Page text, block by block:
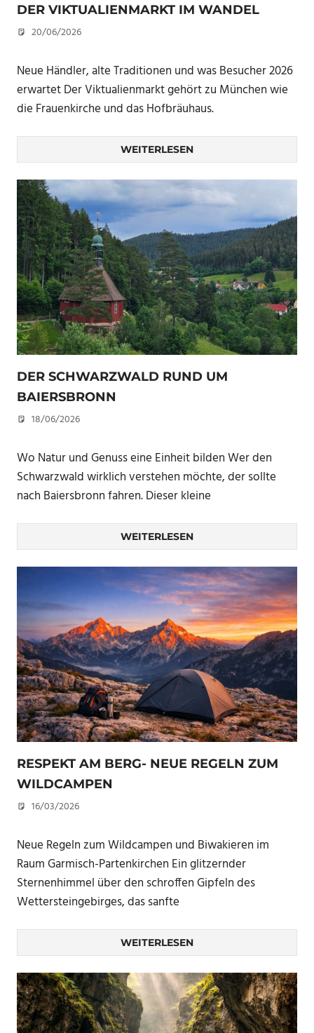
DER VIKTUALIENMARKT IM WANDEL
20/06/2026
Neue Händler, alte Traditionen und was Besucher 2026
erwartet Der Viktualienmarkt gehört zu München wie
die Frauenkirche und das Hofbräuhaus.
WEITERLESEN
DER SCHWARZWALD RUND UM
BAIERSBRONN
18/06/2026
Wo Natur und Genuss eine Einheit bilden Wer den
Schwarzwald wirklich verstehen möchte, der sollte
nach Baiersbronn fahren. Dieser kleine
WEITERLESEN
RESPEKT AM BERG- NEUE REGELN ZUM
WILDCAMPEN
16/03/2026
Neue Regeln zum Wildcampen und Biwakieren im
Raum Garmisch-Partenkirchen Ein glitzernder
Sternenhimmel über den schroffen Gipfeln des
Wettersteingebirges, das sanfte
WEITERLESEN